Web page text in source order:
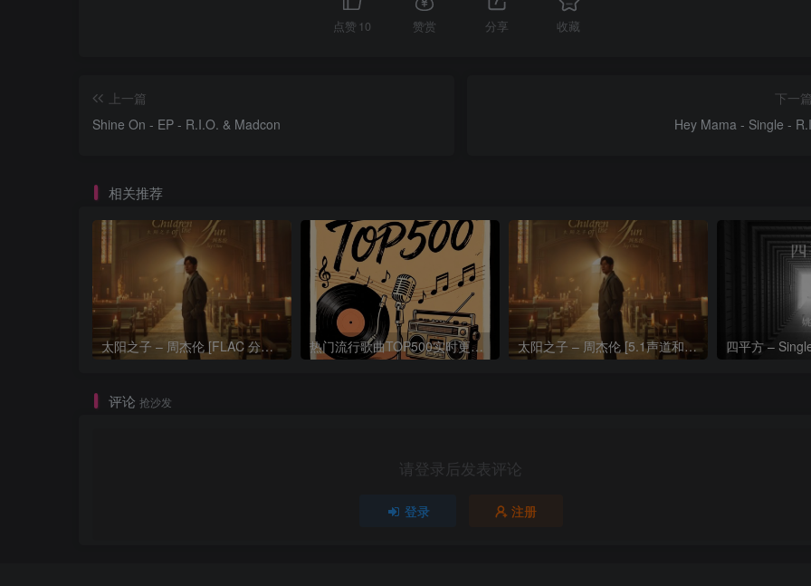
点赞 10 赞赏 分享 收藏
上一篇
Shine On - EP - R.I.O. & Madcon
下一篇
Hey Mama - Single -
相关推荐
太阳之子 – 周杰伦 [FLAC 分轨 192Khz 24bit] 热门流行歌曲TOP500实时更新192khz/24bit【母带音质】 太阳之子 – 周杰伦 [5.1声道和192k母带] 四平方 –
评论 抢沙发
请登录后发表评论
登录 注册